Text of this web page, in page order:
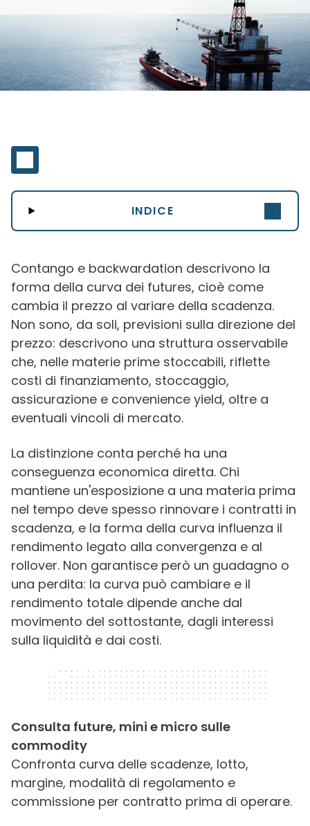
INDICE
Contango e backwardation descrivono la
forma della curva dei futures, cioè come
cambia il prezzo al variare della scadenza.
Non sono, da soli, previsioni sulla direzione del
prezzo: descrivono una struttura osservabile
che, nelle materie prime stoccabili, riflette
costi di finanziamento, stoccaggio,
assicurazione e convenience yield, oltre a
eventuali vincoli di mercato.
La distinzione conta perché ha una
conseguenza economica diretta. Chi
mantiene un'esposizione a una materia prima
nel tempo deve spesso rinnovare i contratti in
scadenza, e la forma della curva influenza il
rendimento legato alla convergenza e al
rollover. Non garantisce però un guadagno o
una perdita: la curva può cambiare e il
rendimento totale dipende anche dal
movimento del sottostante, dagli interessi
sulla liquidità e dai costi.
320 x 50
Consulta future, mini e micro sulle
commodity
Confronta curva delle scadenze, lotto,
margine, modalità di regolamento e
commissione per contratto prima di operare.